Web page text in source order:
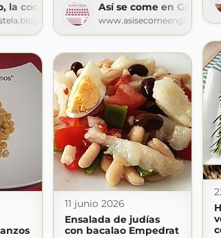
la cocina de EstelaAsí se come en Granada
11 junio 2026
Ensalada de judías
con bacalao Empedrat